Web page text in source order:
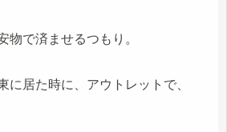
物で済ませるつもり。
に居た時に、アウトレットで、